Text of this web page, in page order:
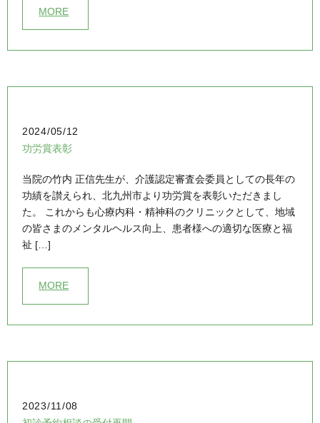
MORE
2024/05/12
功労賞表彰
当院の竹内 正信先生が、介護認定審査会委員としての長年の
功績を讃えられ、北九州市より功労賞を表彰いただきまし
た。 これからも心療内科・精神科のクリニックとして、地域
の皆さまのメンタルヘルス向上、患者様への適切な医療と福
祉 […]
MORE
2023/11/08